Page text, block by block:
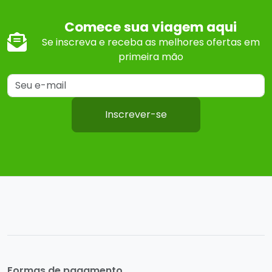
Comece sua viagem aqui
Se inscreva e receba as melhores ofertas em
primeira mão
Inscrever-se